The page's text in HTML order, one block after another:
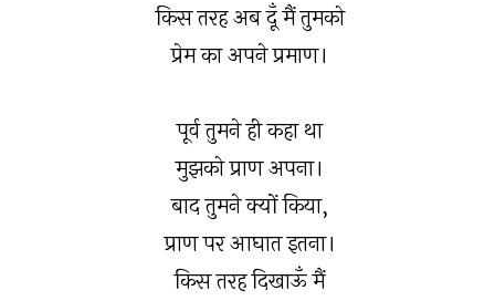
किस तरह अब दूँ मैं तुमको
प्रेम का अपने प्रमाण।
पूर्व तुमने ही कहा था
मुझको प्राण अपना।
बाद तुमने क्यों किया,
प्राण पर आघात इतना।
किस तरह दिखाऊँ मैं